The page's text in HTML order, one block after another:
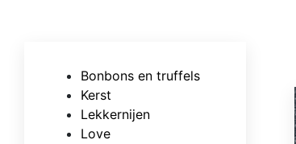
Bonbons en truffels
Kerst
Lekkernijen
Love